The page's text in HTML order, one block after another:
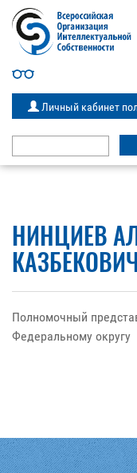
Личный кабинет
НИНЦИЕВ
Полномочный
Федеральному округу